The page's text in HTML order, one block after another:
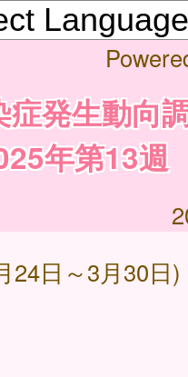
症発生動向
年第13週
24日～3月30日)